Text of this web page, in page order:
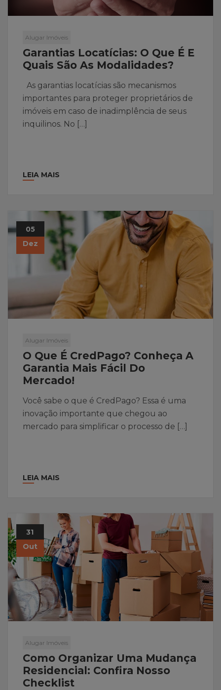
Alugar Imóveis
Garantias Locatícias: O Que É E
Quais São As Modalidades?
As garantias locatícias são mecanismos
importantes para proteger proprietários de
imóveis em caso de inadimplência de seus
inquilinos. No […]
LEIA MAIS
05
Dez
Alugar Imóveis
O Que É CredPago? Conheça A
Garantia Mais Fácil Do
Mercado!
Você sabe o que é CredPago? Essa é uma
inovação importante que chegou ao
mercado para simplificar o processo de […]
LEIA MAIS
31
Out
Alugar Imóveis
Como Organizar Uma Mudança
Residencial: Confira Nosso
Checklist